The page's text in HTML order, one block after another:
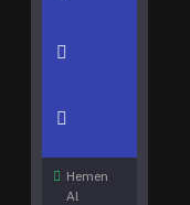
Hemen
Al